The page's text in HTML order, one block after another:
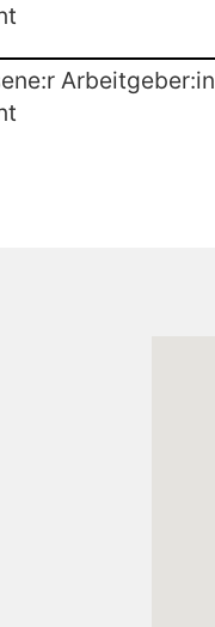
Arbeitgeber:in